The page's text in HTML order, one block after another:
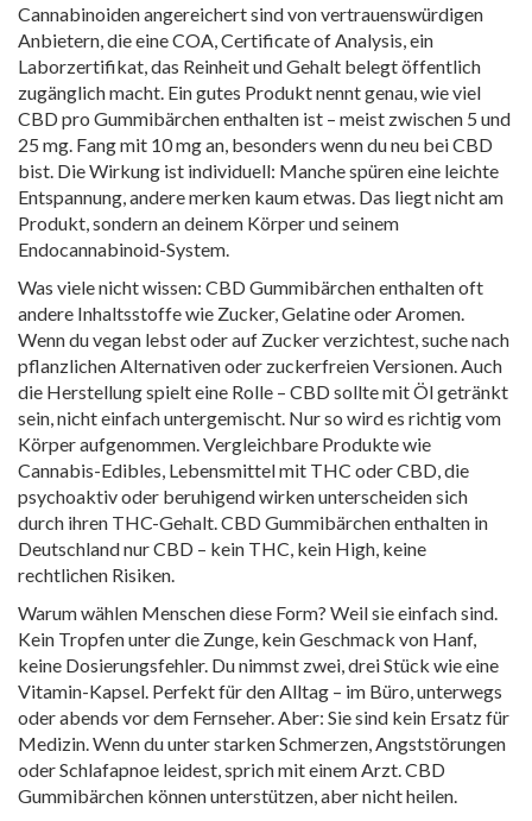
Cannabinoiden angereichert sindvon vertrauenswürdigen
Anbietern, die eineCOA,Certificate of Analysis, ein
Laborzertifikat, das Reinheit und Gehalt belegtöffentlich
zugänglich macht. Ein gutes Produkt nennt genau, wie viel
CBD pro Gummibärchen enthalten ist – meist zwischen 5 und
25 mg. Fang mit 10 mg an, besonders wenn du neu bei CBD
bist. Die Wirkung ist individuell: Manche spüren eine leichte
Entspannung, andere merken kaum etwas. Das liegt nicht am
Produkt, sondern an deinem Körper und seinem
Endocannabinoid-System.
Was viele nicht wissen: CBD Gummibärchen enthalten oft
andere Inhaltsstoffe wie Zucker, Gelatine oder Aromen.
Wenn du vegan lebst oder auf Zucker verzichtest, suche nach
pflanzlichen Alternativen oder zuckerfreien Versionen. Auch
die Herstellung spielt eine Rolle – CBD sollte mit Öl getränkt
sein, nicht einfach untergemischt. Nur so wird es richtig vom
Körper aufgenommen. Vergleichbare Produkte wie
Cannabis-Edibles, Lebensmittel mit THC oder CBD, die
psychoaktiv oder beruhigend wirkenunterscheiden sich
durch ihren THC-Gehalt. CBD Gummibärchen enthalten in
Deutschland nur CBD – kein THC, kein High, keine
rechtlichen Risiken.
Warum wählen Menschen diese Form? Weil sie einfach sind.
Kein Tropfen unter die Zunge, kein Geschmack von Hanf,
keine Dosierungsfehler. Du nimmst zwei, drei Stück wie eine
Vitamin-Kapsel. Perfekt für den Alltag – im Büro, unterwegs
oder abends vor dem Fernseher. Aber: Sie sind kein Ersatz für
Medizin. Wenn du unter starken Schmerzen, Angststörungen
oder Schlafapnoe leidest, sprich mit einem Arzt. CBD
Gummibärchen können unterstützen, aber nicht heilen.